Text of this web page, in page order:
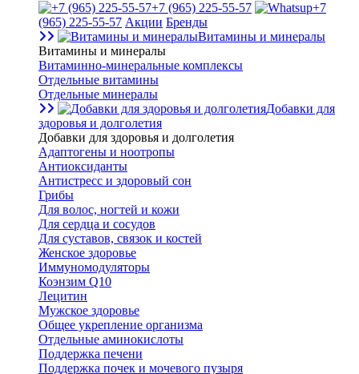
+7 (965) 225-55-57
+7
(965) 225-55-57 Акции Бренды
Витамины и минералы
Витамины и минералы
Витаминно-минеральные комплексы
Отдельные витамины
Отдельные минералы
Добавки для
здоровья и долголетия
Добавки для здоровья и долголетия
Адаптогены и ноотропы
Антиоксиданты
Антистресс и здоровый сон
Грибы
Для волос, ногтей и кожи
Для сердца и сосудов
Для суставов, связок и костей
Женское здоровье
Иммуномодуляторы
Коэнзим Q10
Лецитин
Мужское здоровье
Общее укрепление организма
Отдельные аминокислоты
Поддержка печени
Поддержка почек и мочевого пузыря